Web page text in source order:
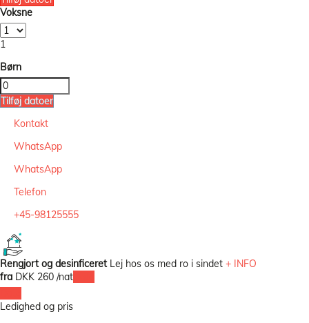
Voksne
1
Børn
Tilføj datoer
Kontakt
WhatsApp
WhatsApp
Telefon
+45-98125555
Rengjort og desinficeret Lej hos os med ro i sindet + INFO
fra DKK 260 /nat
Ledighed og pris